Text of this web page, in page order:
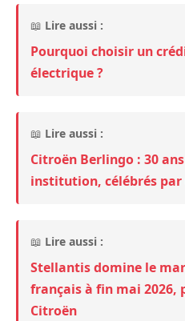
📖 Lire aussi :
Pourquoi choisir un
électrique ?
📖 Lire aussi :
Citroën Berlingo : 30
institution, célébrés par
📖 Lire aussi :
Stellantis domine le
français à fin mai 2026,
Citroën